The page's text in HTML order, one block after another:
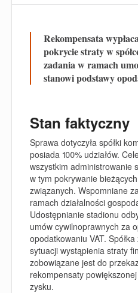
Rekompensata
pokrycie straty w
zadania w ramach
stanowi podstawy
Stan faktyczny
Sprawa dotyczyła spółki
posiada 100% udziałów.
wszystkim administrowanie
w tym pokrywanie
związanych. Wspomniane
ramach działalności
Udostępnianie stadionu
umów cywilnoprawnych za
opodatkowaniu VAT.
sytuacji wystąpienia straty
zobowiązane jest do
rekompensaty
zysku.